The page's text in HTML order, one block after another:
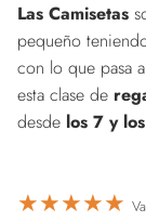
Las Camisetas
pequeño
con lo que pasa
esta clase de
desde los 7 y
★★★★★